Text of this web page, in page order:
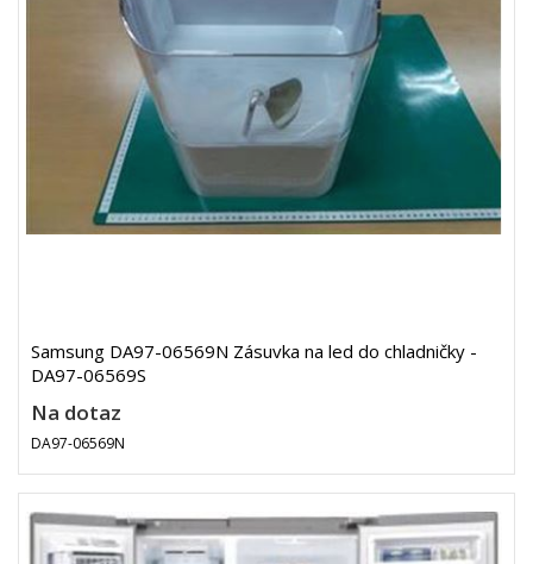
Samsung DA97-06569N Zásuvka na led do chladničky -
DA97-06569S
Na dotaz
DA97-06569N